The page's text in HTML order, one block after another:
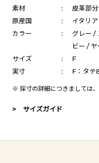
素材
:
皮革部
原産国
:
イタリア
カラー
:
グレー /
ビー /
サイズ
:
F
実寸
: F：タテ
※ 採寸の詳細につきましては、
> サイズガイド